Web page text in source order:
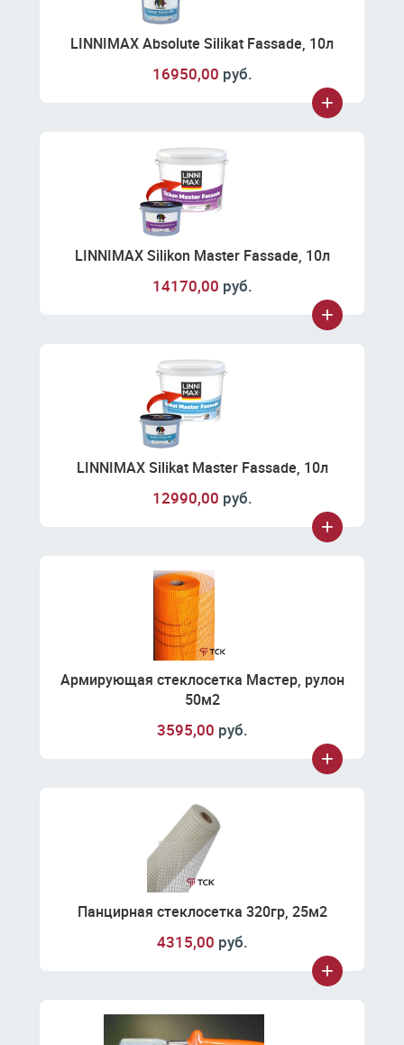
LINNIMAX Absolute Silikat Fassade, 10л
16950,00 руб.
LINNIMAX Silikon Master Fassade, 10л
14170,00 руб.
LINNIMAX Silikat Master Fassade, 10л
12990,00 руб.
Армирующая стеклосетка Мастер, рулон
50м2
3595,00 руб.
Панцирная стеклосетка 320гр, 25м2
4315,00 руб.